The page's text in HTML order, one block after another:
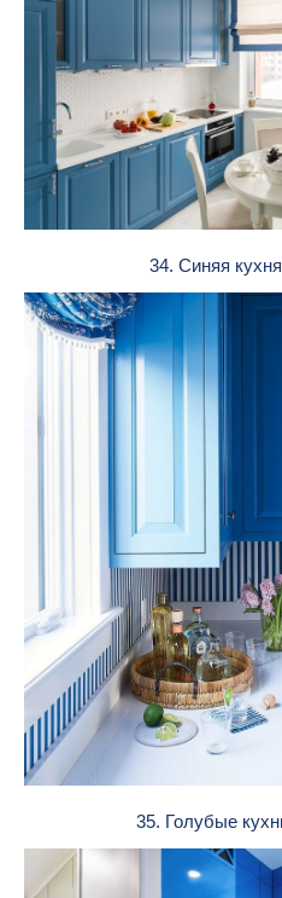
34. Синяя
35. Голубые